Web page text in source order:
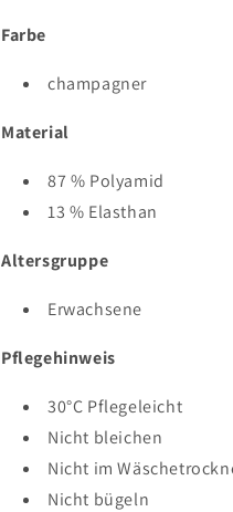
Farbe
champagner
Material
87 % Polyamid
13 % Elasthan
Altersgruppe
Erwachsene
Pflegehinweis
30°C Pflegeleicht
Nicht bleichen
Nicht im
Nicht bügeln